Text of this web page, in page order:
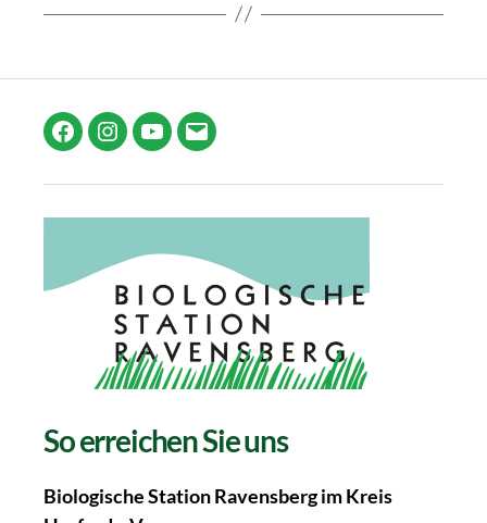
FacebookInstagram
YouTube
E-
So erreichen Sie uns
Biologische Station Ravensberg im Kreis